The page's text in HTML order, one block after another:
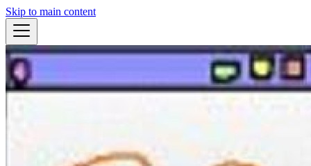
Skip to main content